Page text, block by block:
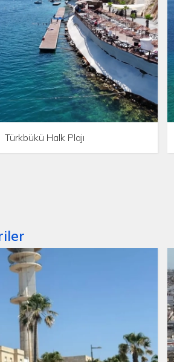
Türkbükü Halk Plajı